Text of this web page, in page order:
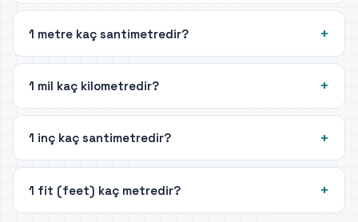
1 metre kaç santimetredir?
1 mil kaç kilometredir?
1 inç kaç santimetredir?
1 fit (feet) kaç metredir?